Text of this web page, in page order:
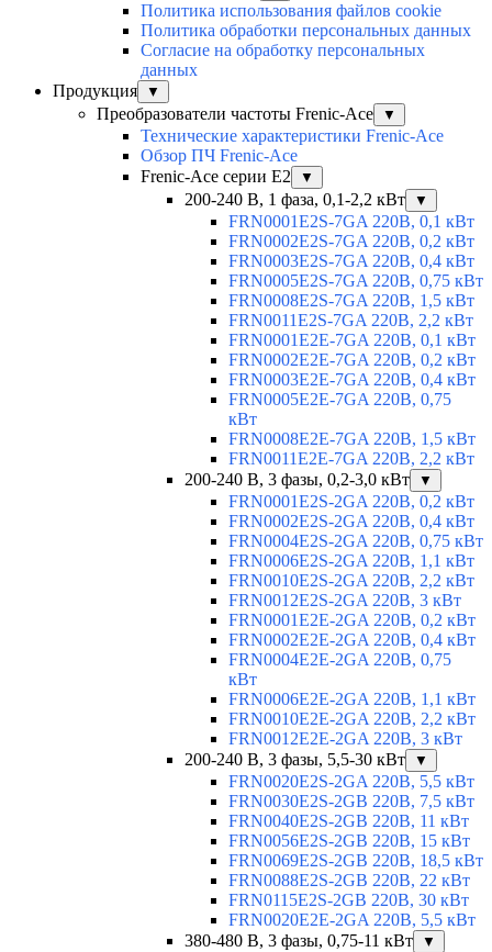
Политика использования файлов cookie
Политика обработки персональных данных
Согласие на обработку персональных
данных
Продукция
▼
Преобразователи частоты Frenic-Ace ▼
Технические характеристики Frenic-Ace
Обзор ПЧ Frenic-Ace
Frenic-Ace серии E2
▼
200-240 В, 1 фаза, 0,1-2,2 кВт ▼
FRN0001E2S-7GA 220В, 0,1 кВт
FRN0002E2S-7GA 220В, 0,2 кВт
FRN0003E2S-7GA 220В, 0,4 кВт
FRN0005E2S-7GA 220В, 0,75 кВт
FRN0008E2S-7GA 220В, 1,5 кВт
FRN0011E2S-7GA 220В, 2,2 кВт
FRN0001E2E-7GA 220В, 0,1 кВт
FRN0002E2E-7GA 220В, 0,2 кВт
FRN0003E2E-7GA 220В, 0,4 кВт
FRN0005E2E-7GA 220В, 0,75
кВт
FRN0008E2E-7GA 220В, 1,5 кВт
FRN0011E2E-7GA 220В, 2,2 кВт
200-240 В, 3 фазы, 0,2-3,0 кВт
▼
FRN0001E2S-2GA 220В, 0,2 кВт
FRN0002E2S-2GA 220В, 0,4 кВт
FRN0004E2S-2GA 220В, 0,75 кВт
FRN0006E2S-2GA 220В, 1,1 кВт
FRN0010E2S-2GA 220В, 2,2 кВт
FRN0012E2S-2GA 220В, 3 кВт
FRN0001E2E-2GA 220В, 0,2 кВт
FRN0002E2E-2GA 220В, 0,4 кВт
FRN0004E2E-2GA 220В, 0,75
кВт
FRN0006E2E-2GA 220В, 1,1 кВт
FRN0010E2E-2GA 220В, 2,2 кВт
FRN0012E2E-2GA 220В, 3 кВт
200-240 В, 3 фазы, 5,5-30 кВт
▼
FRN0020E2S-2GA 220В, 5,5 кВт
FRN0030E2S-2GB 220В, 7,5 кВт
FRN0040E2S-2GB 220В, 11 кВт
FRN0056E2S-2GB 220В, 15 кВт
FRN0069E2S-2GB 220В, 18,5 кВт
FRN0088E2S-2GB 220В, 22 кВт
FRN0115E2S-2GB 220В, 30 кВт
FRN0020E2E-2GA 220В, 5,5 кВт
380-480 В, 3 фазы, 0,75-11 кВт
▼